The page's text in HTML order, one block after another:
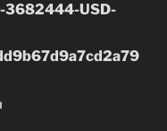
3682444-USD-